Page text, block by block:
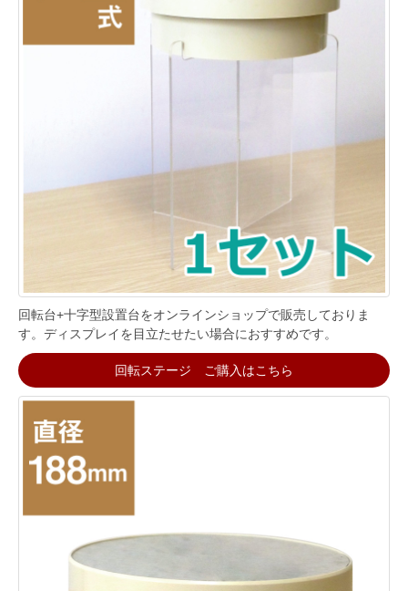
回転台+十字型設置台をオンラインショップで販売しておりま
す。ディスプレイを目立たせたい場合におすすめです。
回転ステージ ご購入はこちら